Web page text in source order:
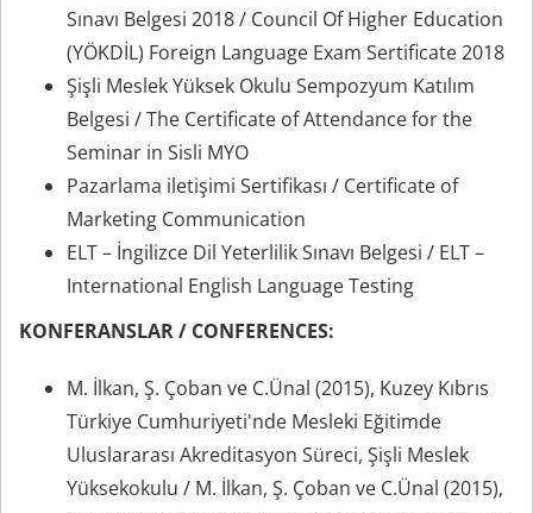
Sınavı Belgesi 2018 / Council Of Higher Education
(YÖKDİL) Foreign Language Exam Sertificate 2018
Şişli Meslek Yüksek Okulu Sempozyum Katılım
Belgesi / The Certificate of Attendance for the
Seminar in Sisli MYO
Pazarlama iletişimi Sertifikası / Certificate of
Marketing Communication
ELT – İngilizce Dil Yeterlilik Sınavı Belgesi / ELT –
International English Language Testing
KONFERANSLAR / CONFERENCES:
M. İlkan, Ş. Çoban ve C.Ünal (2015), Kuzey Kıbrıs
Türkiye Cumhuriyeti'nde Mesleki Eğitimde
Uluslararası Akreditasyon Süreci, Şişli Meslek
Yüksekokulu / M. İlkan, Ş. Çoban ve C.Ünal (2015),